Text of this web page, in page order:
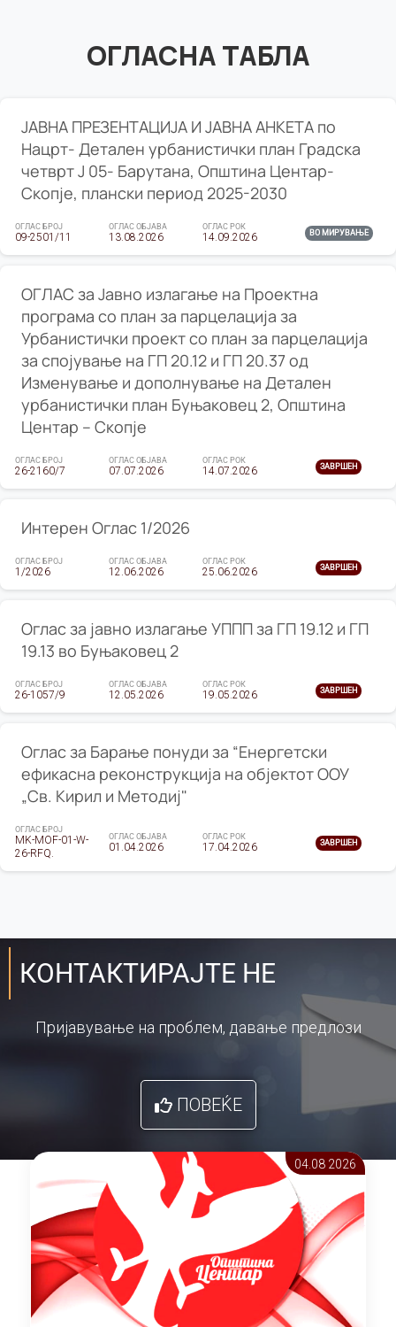
ОГЛАСНА ТАБЛА
ЈАВНА ПРЕЗЕНТАЦИЈА И ЈАВНА АНКЕТА по
Нацрт- Детален урбанистички план Градска
четврт Ј 05- Барутана, Општина Центар-
Скопје, плански период 2025-2030
ОГЛАС БРОЈ
09-2501/11
ОГЛАС ОБЈАВА
13.08.2026
ОГЛАС РОК
14.09.2026 ВО МИРУВАЊЕ
ОГЛАС за Јавно излагање на Проектна
програма со план за парцелација за
Урбанистички проект со план за парцелација
за спојување на ГП 20.12 и ГП 20.37 од
Изменување и дополнување на Детален
урбанистички план Буњаковец 2, Општина
Центар – Скопје
ОГЛАС БРОЈ
26-2160/7
ОГЛАС ОБЈАВА
07.07.2026
ОГЛАС РОК
14.07.2026 ЗАВРШЕН
Интерен Оглас 1/2026
ОГЛАС БРОЈ
1/2026
ОГЛАС ОБЈАВА
12.06.2026
ОГЛАС РОК
25.06.2026 ЗАВРШЕН
Оглас за јавно излагање УППП за ГП 19.12 и ГП
19.13 во Буњаковец 2
ОГЛАС БРОЈ
26-1057/9
ОГЛАС ОБЈАВА
12.05.2026
ОГЛАС РОК
19.05.2026 ЗАВРШЕН
Оглас за Барање понуди за “Енергетски
ефикасна реконструкција на објектот ООУ
„Св. Кирил и Методиј"
ОГЛАС БРОЈ
MK-MOF-01-W-
26-RFQ.
ОГЛАС ОБЈАВА
01.04.2026
ОГЛАС РОК
17.04.2026 ЗАВРШЕН
КОНТАКТИРАЈТЕ НЕ
Пријавување на проблем, давање предлози
ПОВЕЌЕ
04.08 2026